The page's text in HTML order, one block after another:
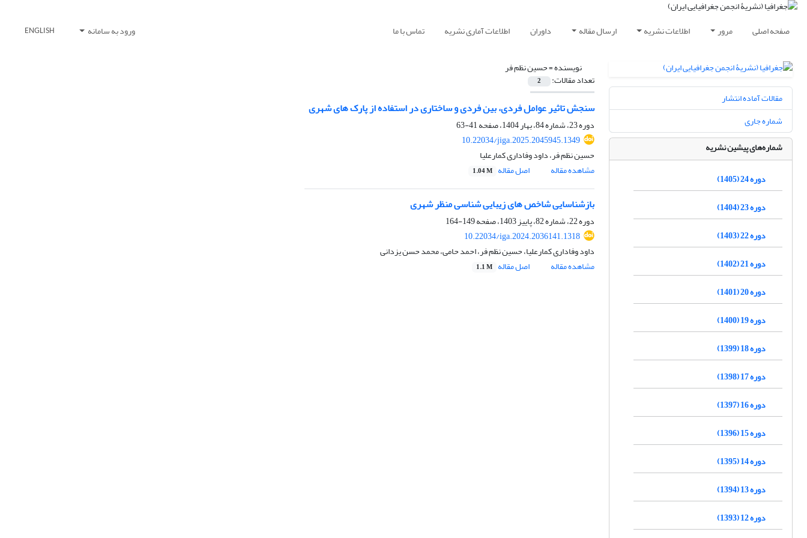
صفحه اصلی مرور اطلاعات نشریه ارسال مقاله داوران اطلاعات آماری نشریه تماس با ما ورود به سامانه ENGLISH
نویسنده =حسین نظم فر
تعداد مقالات: 2
سنجش تاثیر عوامل فردی، بین فردی و ساختاری در استفاده از پارک های شهری
دوره 23، شماره 84، بهار 1404، صفحه
41-63
10.22034/jiga.2025.2045945.1349
حسین نظم فر، داود وفاداری کمارعلیا
مشاهده مقاله
اصل مقاله 1.04 M
بازشناسایی شاخص های زیبایی شناسی منظر شهری
دوره 22، شماره 82، پاییز 1403، صفحه
149-164
10.22034/iga.2024.2036141.1318
داود وفاداری کمارعلیا، حسین نظم فر، احمد حامی، محمد حسن یزدانی
مشاهده مقاله
اصل مقاله 1.1 M
مقالات آماده انتشار
شماره جاری
شماره‌های پیشین نشریه
دوره 24 (1405)
دوره 23 (1404)
دوره 22 (1403)
دوره 21 (1402)
دوره 20 (1401)
دوره 19 (1400)
دوره 18 (1399)
دوره 17 (1398)
دوره 16 (1397)
دوره 15 (1396)
دوره 14 (1395)
دوره 13 (1394)
دوره 12 (1393)